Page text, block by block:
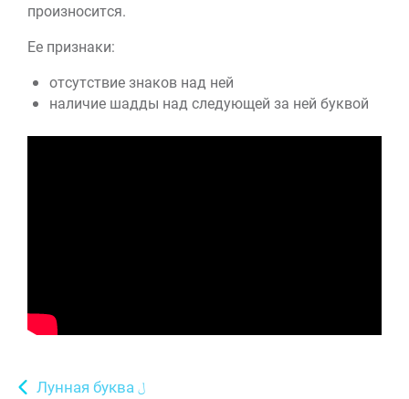
Лунная буква
произносится.
Ее признаки:
отсутствие знаков над ней
наличие шадды над следующей за ней буквой